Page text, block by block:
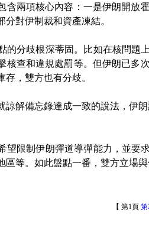
兩項核心內容：一是伊朗開放
對伊制裁和資產凍結。
分歧根深蒂固。比如在核問題上
核查和違規處罰等。但伊朗已多
，雙方也有分歧。
解備忘錄達成一致的說法，伊朗
限制伊朗彈道導彈能力，並要求
區等。如此盤點一番，雙方立場
【 第1頁 第